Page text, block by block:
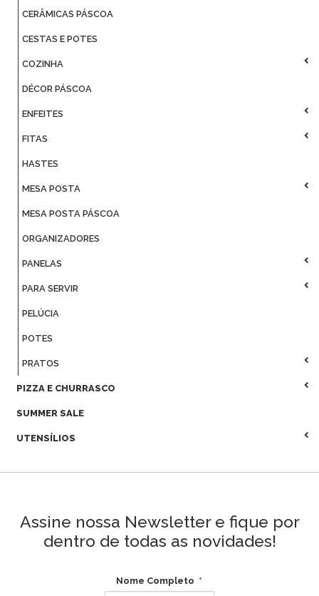
CERÂMICAS PÁSCOA
CESTAS E POTES
COZINHA
DÉCOR PÁSCOA
ENFEITES
FITAS
HASTES
MESA POSTA
MESA POSTA PÁSCOA
ORGANIZADORES
PANELAS
PARA SERVIR
PELÚCIA
POTES
PRATOS
PIZZA E CHURRASCO
SUMMER SALE
UTENSÍLIOS
Assine nossa Newsletter e fique por
dentro de todas as novidades!
Nome Completo